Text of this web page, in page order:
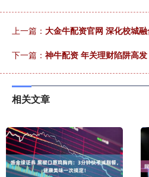
上一篇： 大金牛配资官网 深化校城
下一篇： 神牛配资 年关理财陷阱高
相关文章